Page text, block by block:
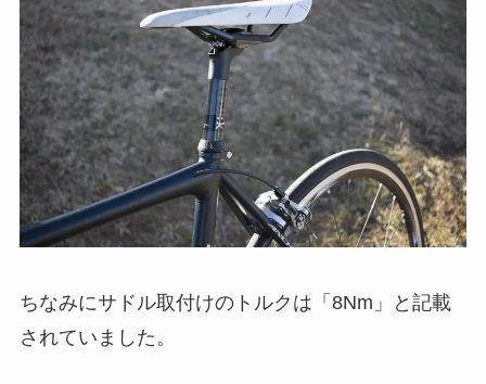
ちなみにサドル取付けのトルクは「8Nm」と記載
されていました。